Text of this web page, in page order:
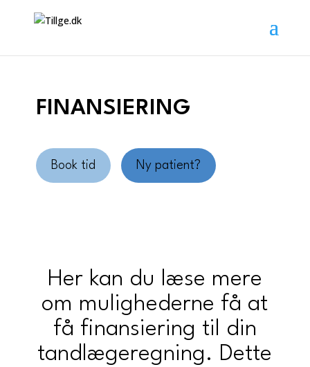
FINANSIERING
Book tid Ny patient?
Her kan du læse mere
om mulighederne få at
få finansiering til din
tandlægeregning. Dette